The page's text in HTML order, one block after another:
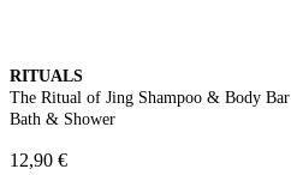
RITUALS
The Ritual of Jing Shampoo & Body Bar
Bath & Shower
12,90 €